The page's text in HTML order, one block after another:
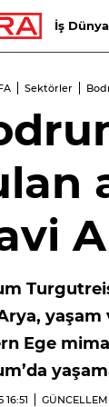
İş
Sektörler
yaşam
Ege
16:51